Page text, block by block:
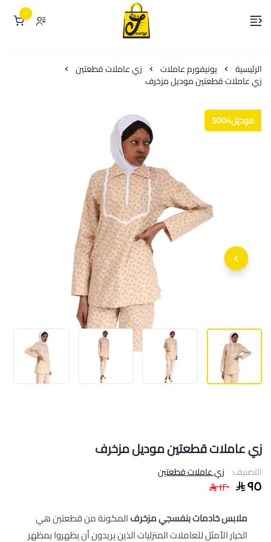
لمسات جوري
٠
الرئيسية يونيفورم عاملات زي عاملات قطعتين
زي عاملات قطعتين موديل مزخرف
موديل5004
زي عاملات قطعتين موديل مزخرف
التصنيف: زي عاملات قطعتين
٩٥ ١٢٠
ملابس خادمات بنفسجي مزخرفالمكونة من قطعتين هي
الخيار الأمثل للعاملات المنزليات الذين يريدون أن يظهروا بمظهر